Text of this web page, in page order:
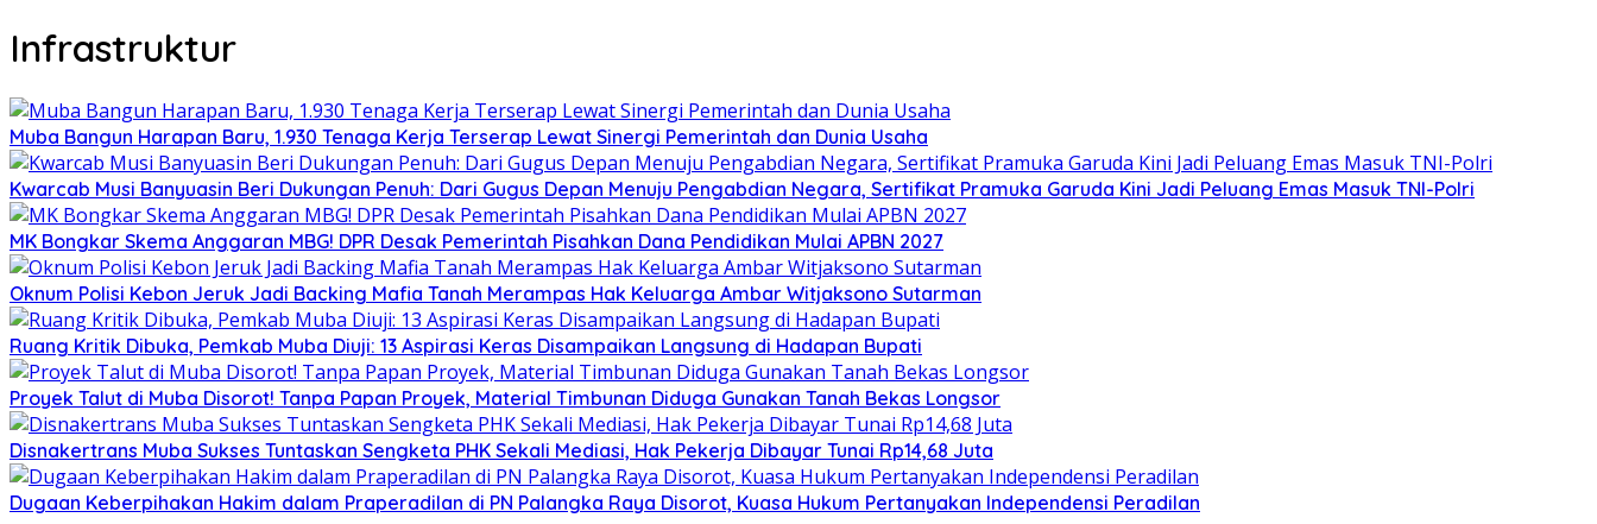
Infrastruktur
Muba Bangun Harapan Baru, 1.930 Tenaga Kerja Terserap Lewat Sinergi Pemerintah dan Dunia Usaha
Kwarcab Musi Banyuasin Beri Dukungan Penuh: Dari Gugus Depan Menuju Pengabdian Negara, Sertifikat Pramuka Garuda Kini Jadi Peluang Emas Masuk TNI-Polri
MK Bongkar Skema Anggaran MBG! DPR Desak Pemerintah Pisahkan Dana Pendidikan Mulai APBN 2027
Oknum Polisi Kebon Jeruk Jadi Backing Mafia Tanah Merampas Hak Keluarga Ambar Witjaksono Sutarman
Ruang Kritik Dibuka, Pemkab Muba Diuji: 13 Aspirasi Keras Disampaikan Langsung di Hadapan Bupati
Proyek Talut di Muba Disorot! Tanpa Papan Proyek, Material Timbunan Diduga Gunakan Tanah Bekas Longsor
Disnakertrans Muba Sukses Tuntaskan Sengketa PHK Sekali Mediasi, Hak Pekerja Dibayar Tunai Rp14,68 Juta
Dugaan Keberpihakan Hakim dalam Praperadilan di PN Palangka Raya Disorot, Kuasa Hukum Pertanyakan Independensi Peradilan